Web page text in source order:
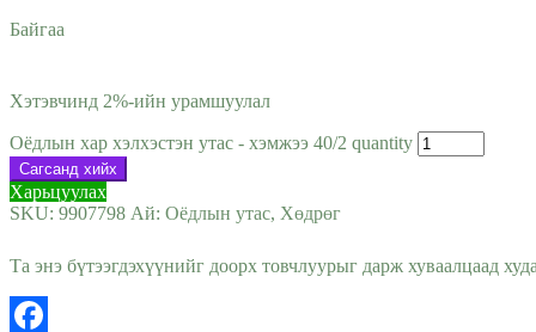
Байгаа
Хэтэвчинд 2%-ийн урамшуулал
Оёдлын хар хэлхэстэн утас - хэмжээ 40/2 quantity
Сагсанд хийх
Харьцуулах
SKU: 9907798 Ай: Оёдлын утас, Хөдрөг
Та энэ бүтээгдэхүүнийг доорх товчлуурыг дарж хуваалцаад